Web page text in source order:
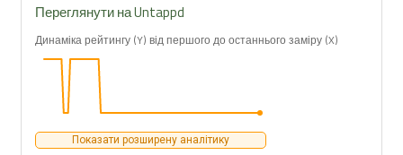
Переглянути на Untappd
Динаміка рейтингу (Y) від першого до останнього заміру (X)
Показати розширену аналітику